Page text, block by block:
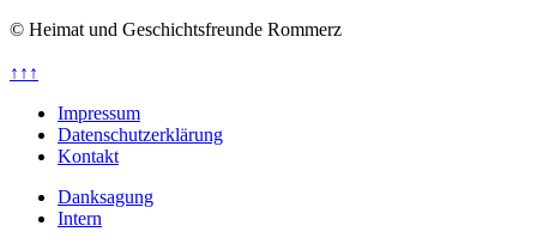
© Heimat und Geschichtsfreunde Rommerz
↑↑↑
Impressum
Datenschutzerklärung
Kontakt
Danksagung
Intern